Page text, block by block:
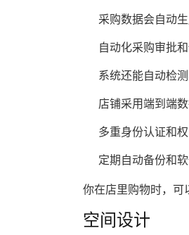
采购数据会自动
自动化采购审批
系统还能自动检
店铺采用端到端
多重身份认证和
定期自动备份和
你在店里购物时，可
空间设计